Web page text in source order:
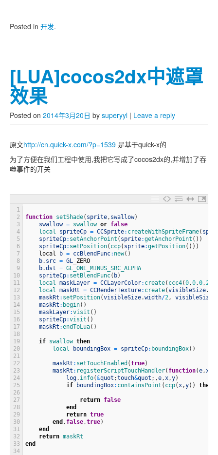
Posted in 开发.
[LUA]cocos2dx中遮罩
效果
Posted on 2014年3月20日 by superyyl | Leave a reply
原文http://cn.quick-x.com/?p=1539 是基于quick-x的
为了方便在我们工程中使用,我把它写成了cocos2dx的,并增加了吞
噬事件的开关
1
2
3
4
5
6
7
8
9
10
11
12
13
14
15
16
17
18
19
20
21
22
23
24
25
26
27
28
29
30
31
32
33
34
function setShade( sprite, swallow)
swallow = swallow or false
local spriteCp = CCSprite: createWithSpriteFrame(
spriteCp: setAnchorPoint ( sprite:getAnchorPoint ( ) )
spriteCp: setPosition( ccp( sprite:getPosition( ) ) )
local
b = ccBlendFunc: new( )
b. src = GL ZERO
b.dst = GL_ONE_MINUS_SRC_ALPHA
spriteCp: setBlendFunc( b)
local maskLayer = CCLayerColor: create( ccc4(0,0,0,255
local maskRt = CCRenderTexture: create(visibleSize.
maskRt : setPosition(visibleSize.width/2, visibleSize
maskRt : begin( )
maskLayer:visit ( )
spriteCp:visit ( )
maskRt :endToLua( )
if swallow then
local
boundingBox = spriteCp: boundingBox( )
maskRt : setTouchEnabled (true)
maskRt : registerScriptTouchHandler( function(e,x
log. info(&quot ;touch&quot ; ,e,x,y)
if
boundingBox: containsPoint ( ccp(x,y) ) then
return false
end
return true
end , false,true)
end
return maskRt
end